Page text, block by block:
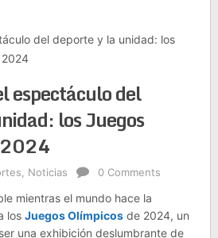
del deporte y la unidad: los
espectáculo del
los Juegos
2024
Noticias 0 Comments
mientras el mundo hace la
los Juegos Olímpicosde 2024, un
una exhibición deslumbrante de